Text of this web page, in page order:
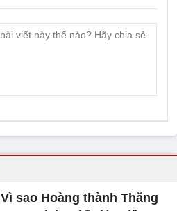
Vì sao Hoàng thành Thăng